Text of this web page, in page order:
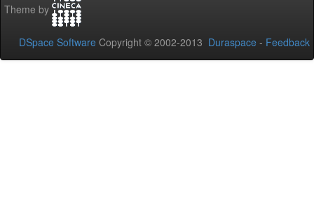
Theme by
DSpace Software Copyright © 2002-2013 Duraspace - Feedback